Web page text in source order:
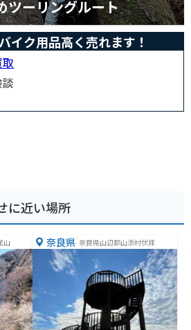
ツーリングルート
イク用品高く売れます！
に近い場所
山 奈良県 奈良県山辺郡山添村伏拝